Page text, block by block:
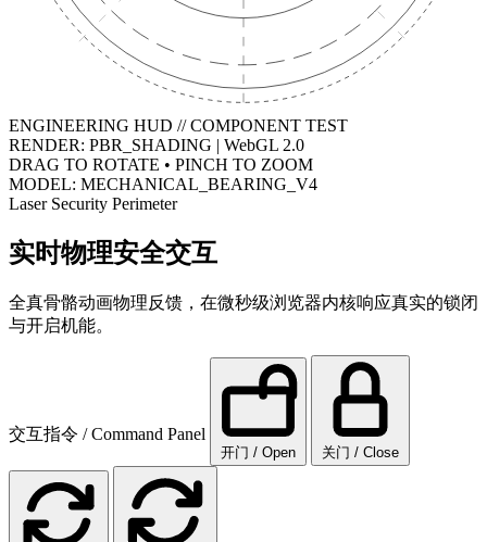
ENGINEERING HUD // COMPONENT TEST
RENDER: PBR_SHADING | WebGL 2.0
DRAG TO ROTATE • PINCH TO ZOOM
MODEL: MECHANICAL_BEARING_V4
Laser Security Perimeter
实时物理安全交互
全真骨骼动画物理反馈，在微秒级浏览器内核响应真实的锁闭
与开启机能。
交互指令 / Command Panel
开门 / Open 关门 / Close